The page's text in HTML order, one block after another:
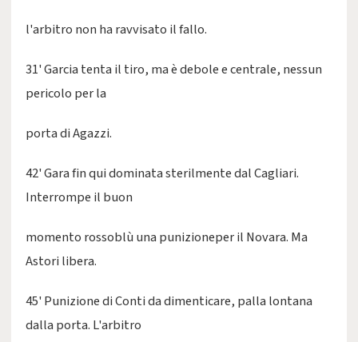
l'arbitro non ha ravvisato il fallo.
31' Garcia tenta il tiro, ma è debole e centrale, nessun
pericolo per la
porta di Agazzi.
42' Gara fin qui dominata sterilmente dal Cagliari.
Interrompe il buon
momento rossoblù una punizioneper il Novara. Ma
Astori libera.
45' Punizione di Conti da dimenticare, palla lontana
dalla porta. L'arbitro